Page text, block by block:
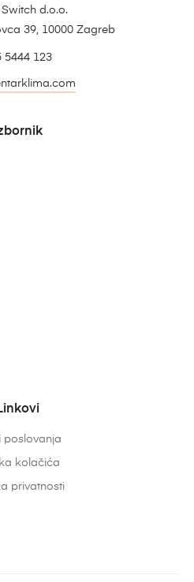
d.o.o.
39, 10000 Zagreb
5444 123
poslovanja
kolačića
privatnosti